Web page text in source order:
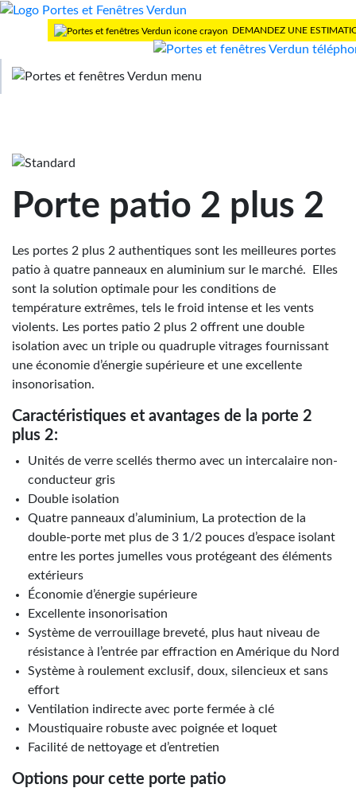
DEMANDEZ UNE
Accueil>Portes patio > 2 plus 2
Porte patio 2 plus 2
Les portes 2 plus 2 authentiques sont les meilleures portes
patio à quatre panneaux en aluminium sur le marché. Elles
sont la solution optimale pour les conditions de
température extrêmes, tels le froid intense et les vents
violents. Les portes patio 2 plus 2 offrent une double
isolation avec un triple ou quadruple vitrages fournissant
une économie d’énergie supérieure et une excellente
insonorisation.
Caractéristiques et avantages de la porte 2
plus 2:
Unités de verre scellés thermo avec un intercalaire non-
conducteur gris
Double isolation
Quatre panneaux d’aluminium, La protection de la
double-porte met plus de 3 1/2 pouces d’espace isolant
entre les portes jumelles vous protégeant des éléments
extérieurs
Économie d’énergie supérieure
Excellente insonorisation
Système de verrouillage breveté, plus haut niveau de
résistance à l’entrée par effraction en Amérique du Nord
Système à roulement exclusif, doux, silencieux et sans
effort
Ventilation indirecte avec porte fermée à clé
Moustiquaire robuste avec poignée et loquet
Facilité de nettoyage et d’entretien
Options pour cette porte patio